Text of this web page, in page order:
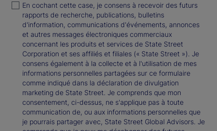
En cochant cette case, je consens à recevoir des futurs
rapports de recherche, publications, bulletins
d'information, communications d'événements, annonces
et autres messages électroniques commerciaux
concernant les produits et services de State Street
Corporation et ses affiliés et filiales (« State Street »). Je
consens également à la collecte et à l'utilisation de mes
informations personnelles partagées sur ce formulaire
comme indiqué dans la déclaration de divulgation
marketing de State Street. Je comprends que mon
consentement, ci-dessus, ne s'applique pas à toute
communication de, ou aux informations personnelles que
je pourrais partager avec, State Street Global Advisors. Je